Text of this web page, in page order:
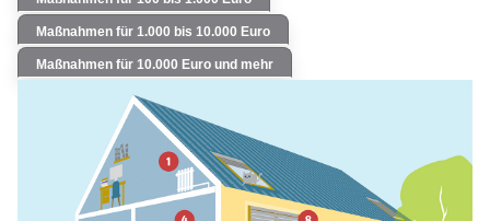
Maßnahmen für 1.000 bis 10.000 Euro
Maßnahmen für 10.000 Euro und mehr